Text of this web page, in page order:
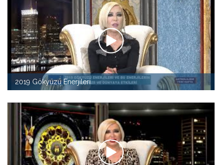
2019 Gökyüzü Enerjileri